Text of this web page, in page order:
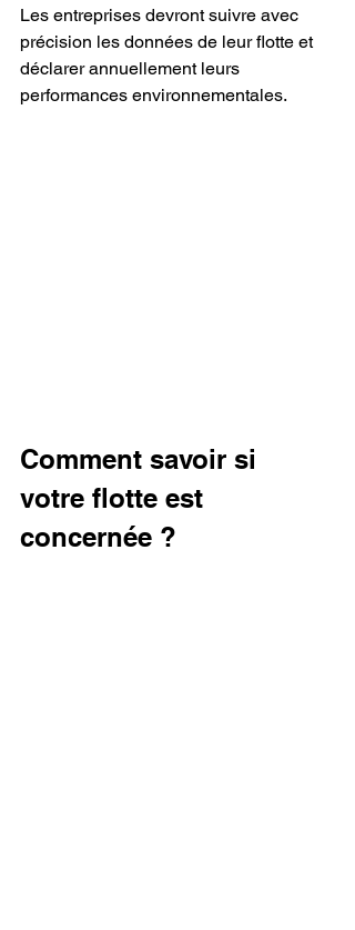
Les entreprises devront suivre avec
précision les données de leur flotte et
déclarer annuellement leurs
performances environnementales.
Comment savoir si
votre flotte est
concernée ?